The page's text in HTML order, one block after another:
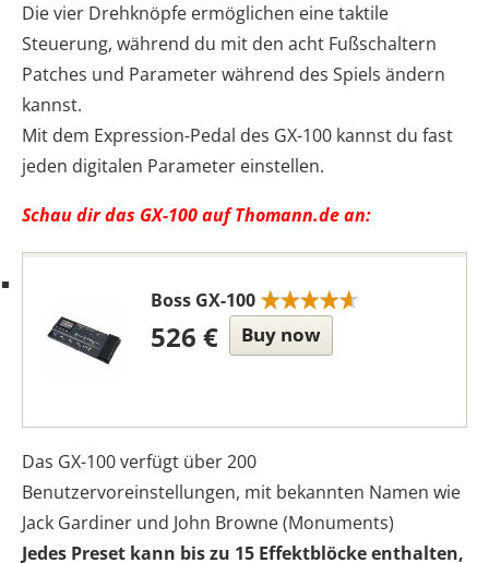
Die vier Drehknöpfe ermöglichen eine taktile
Steuerung, während du mit den acht Fußschaltern
Patches und Parameter während des Spiels ändern
kannst.
Mit dem Expression-Pedal des GX-100 kannst du fast
jeden digitalen Parameter einstellen.
Schau dir das GX-100 auf Thomann.de an:
Boss GX-100
526 € Buy now
Das GX-100 verfügt über 200
Benutzervoreinstellungen, mit bekannten Namen wie
Jack Gardiner und John Browne (Monuments)
Jedes Preset kann bis zu 15 Effektblöcke enthalten,